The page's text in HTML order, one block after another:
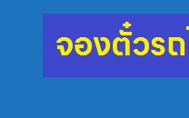
จองตั๋วรถไฟล
นั่งรถไฟเที่ยวประเทศลาว